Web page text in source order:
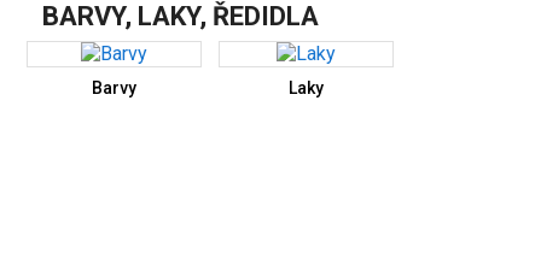
BARVY, LAKY, ŘEDIDLA
Barvy Laky